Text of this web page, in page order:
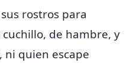
rostros para
de hambre, y
ni quien escape